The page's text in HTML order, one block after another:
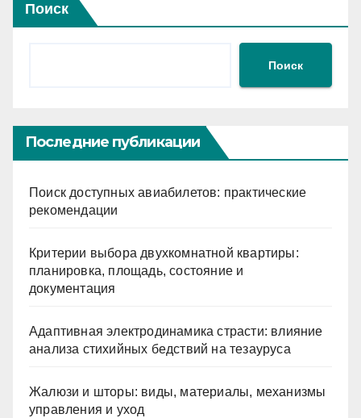
Поиск
Поиск
Последние публикации
Поиск доступных авиабилетов: практические
рекомендации
Критерии выбора двухкомнатной квартиры:
планировка, площадь, состояние и
документация
Адаптивная электродинамика страсти: влияние
анализа стихийных бедствий на тезауруса
Жалюзи и шторы: виды, материалы, механизмы
управления и уход